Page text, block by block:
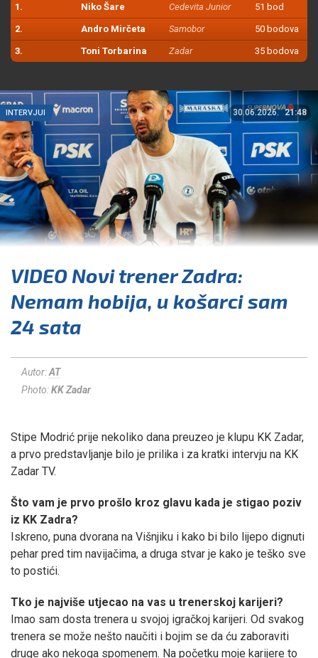
1. Niko Šare Cedevita Junior 51 bod
2. Andro Mirčeta Samobor 50 bodova
3. Toni Torbarina Zadar 35 bodova
INTERVJUI 30.06.2026. 21:48
VIDEO Novi trener Zadra:
Nemam hobija, u košarci sam
24 sata
Autor:AT
Photo:KK Zadar
Stipe Modrić prije nekoliko dana preuzeo je klupu KK Zadar,
a prvo predstavljanje bilo je prilika i za kratki intervju na KK
Zadar TV.
Što vam je prvo prošlo kroz glavu kada je stigao poziv
iz KK Zadra?
Iskreno, puna dvorana na Višnjiku i kako bi bilo lijepo dignuti
pehar pred tim navijačima, a druga stvar je kako je teško sve
to postići.
Tko je najviše utjecao na vas u trenerskoj karijeri?
Imao sam dosta trenera u svojoj igračkoj karijeri. Od svakog
trenera se može nešto naučiti i bojim se da ću zaboraviti
druge ako nekoga spomenem. Na početku moje karijere to